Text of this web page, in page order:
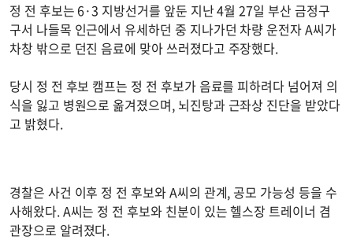
정 전 후보는 6·3 지방선거를 앞둔 지난 4월 27일 부산 금정구
구서 나들목 인근에서 유세하던 중 지나가던 차량 운전자 A씨가
차창 밖으로 던진 음료에 맞아 쓰러졌다고 주장했다.
당시 정 전 후보 캠프는 정 전 후보가 음료를 피하려다 넘어져 의
식을 잃고 병원으로 옮겨졌으며, 뇌진탕과 근좌상 진단을 받았다
고 밝혔다.
경찰은 사건 이후 정 전 후보와 A씨의 관계, 공모 가능성 등을 수
사해왔다. A씨는 정 전 후보와 친분이 있는 헬스장 트레이너 겸
관장으로 알려졌다.